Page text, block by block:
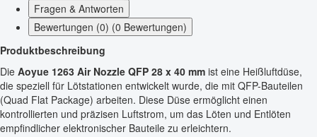
Fragen & Antworten
Bewertungen (0) (0 Bewertungen)
Produktbeschreibung
Die Aoyue 1263 Air Nozzle QFP 28 x 40 mm ist eine Heißluftdüse,
die speziell für Lötstationen entwickelt wurde, die mit QFP-Bauteilen
(Quad Flat Package) arbeiten. Diese Düse ermöglicht einen
kontrollierten und präzisen Luftstrom, um das Löten und Entlöten
empfindlicher elektronischer Bauteile zu erleichtern.